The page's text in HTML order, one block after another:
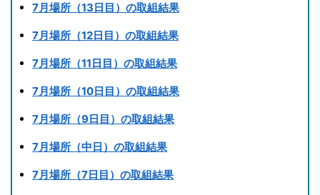
7月場所（13日目）の取組結果
7月場所（12日目）の取組結果
7月場所（11日目）の取組結果
7月場所（10日目）の取組結果
7月場所（9日目）の取組結果
7月場所（中日）の取組結果
7月場所（7日目）の取組結果